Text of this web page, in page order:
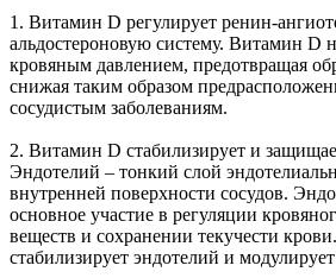
1. Витамин D регулирует ренин-
альдостероновую систему. Витамин D
кровяным давлением, предотвращая
снижая таким образом
сосудистым заболеваниям.
2. Витамин D стабилизирует и
Эндотелий – тонкий слой
внутренней поверхности сосудов.
основное участие в регуляции
веществ и сохранении текучести
стабилизирует эндотелий и